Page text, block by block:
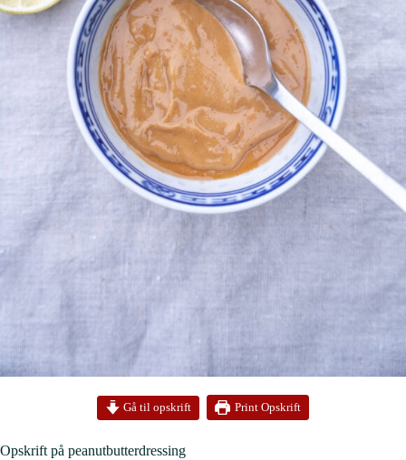
Gå til opskrift Print Opskrift
Opskrift på peanutbutterdressing